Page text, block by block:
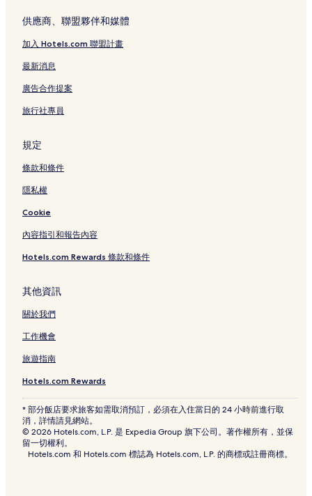
供應商、聯盟夥伴和媒體
加入 Hotels.com 聯盟計畫
最新消息
廣告合作提案
旅行社專員
規定
條款和條件
隱私權
Cookie
內容指引和報告內容
Hotels.com Rewards 條款和條件
其他資訊
關於我們
工作機會
旅遊指南
Hotels.com Rewards
* 部分飯店要求旅客如需取消預訂，必須在入住當日的 24 小時前進行取
消，詳情請見網站。
© 2026 Hotels.com, L.P. 是 Expedia Group 旗下公司。著作權所有，並保
留一切權利。
Hotels.com 和 Hotels.com 標誌為 Hotels.com, L.P. 的商標或註冊商標。